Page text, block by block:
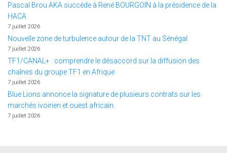
Pascal Brou AKA succède à René BOURGOIN à la présidence de la
HACA
7 juillet 2026
Nouvelle zone de turbulence autour de la TNT au Sénégal
7 juillet 2026
TF1/CANAL+ : comprendre le désaccord sur la diffusion des
chaînes du groupe TF1 en Afrique
7 juillet 2026
Blue Lions annonce la signature de plusieurs contrats sur les
marchés ivoirien et ouest africain.
7 juillet 2026